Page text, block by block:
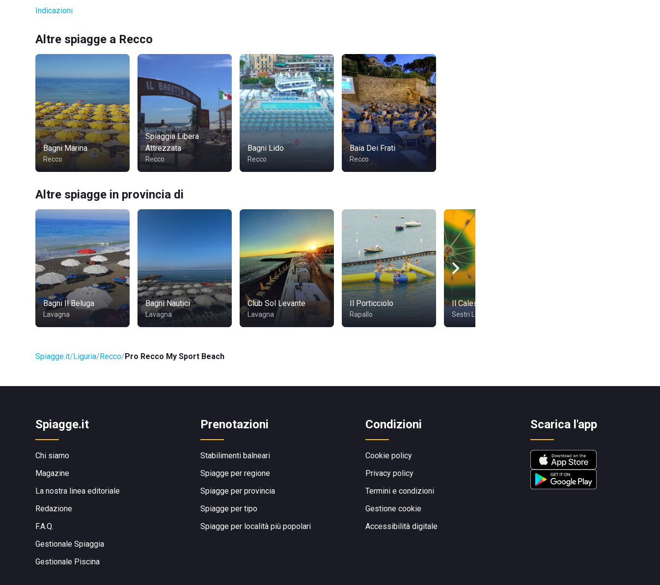
Indicazioni
Altre spiagge a Recco
Bagni Marina
Recco
Spiaggia Libera
Attrezzata
Recco
Bagni Lido
Recco
Baia Dei Frati
Recco
Altre spiagge in provincia di
Bagni Il Beluga
Lavagna
Bagni Nautici
Lavagna
Club Sol Levante
Lavagna
Il Porticciolo
Rapallo
Il Calesse Beach
Sestri Levante
Spiagge.it Liguria Recco Pro Recco My Sport Beach
Spiagge.it
Chi siamo
Magazine
La nostra linea editoriale
Redazione
F.A.Q.
Gestionale Spiaggia
Gestionale Piscina
Prenotazioni
Stabilimenti balneari
Spiagge per regione
Spiagge per provincia
Spiagge per tipo
Spiagge per località più popolari
Condizioni
Cookie policy
Privacy policy
Termini e condizioni
Gestione cookie
Accessibilità digitale
Scarica l'app